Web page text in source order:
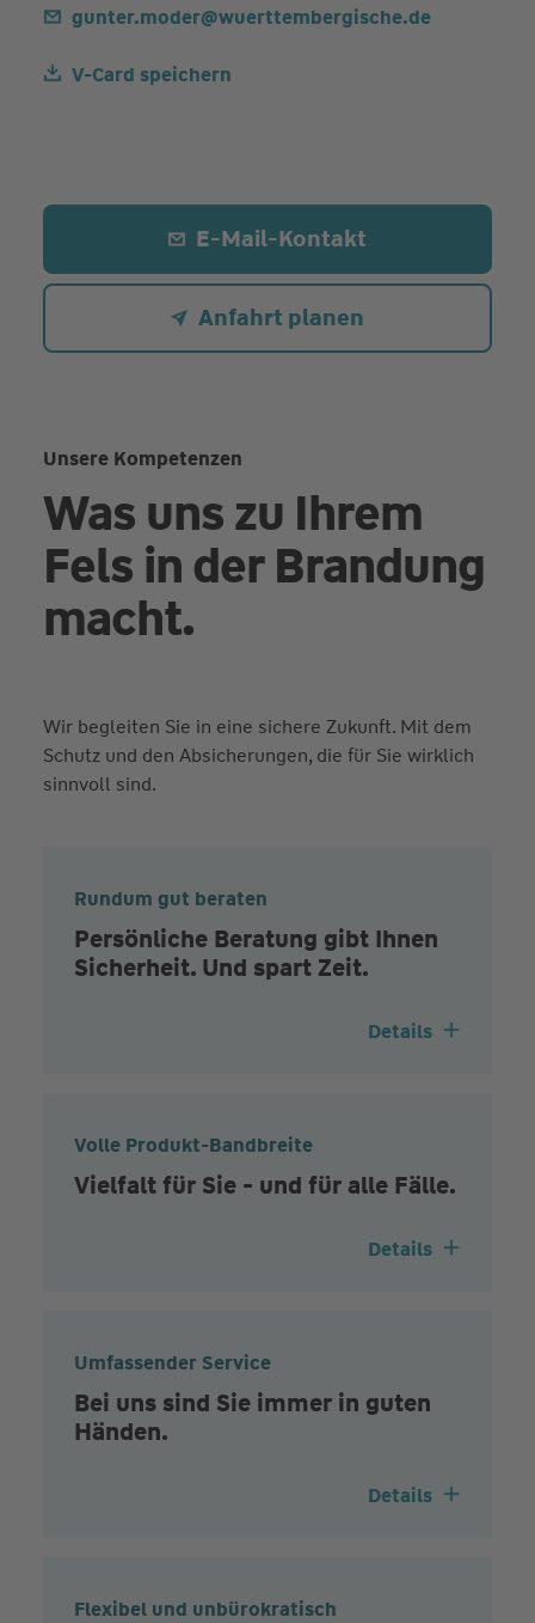
gunter.moder@wuerttembergische.de
V-Card speichern
E-Mail-Kontakt
Anfahrt planen
Unsere Kompetenzen
Was uns zu Ihrem
Fels in der Brandung
macht.
Wir begleiten Sie in eine sichere Zukunft. Mit dem
Schutz und den Absicherungen, die für Sie wirklich
sinnvoll sind.
Rundum gut beraten
Persönliche Beratung gibt Ihnen
Sicherheit. Und spart Zeit.
Details
Volle Produkt-Bandbreite
Vielfalt für Sie - und für alle Fälle.
Details
Umfassender Service
Bei uns sind Sie immer in guten
Händen.
Details
Flexibel und unbürokratisch